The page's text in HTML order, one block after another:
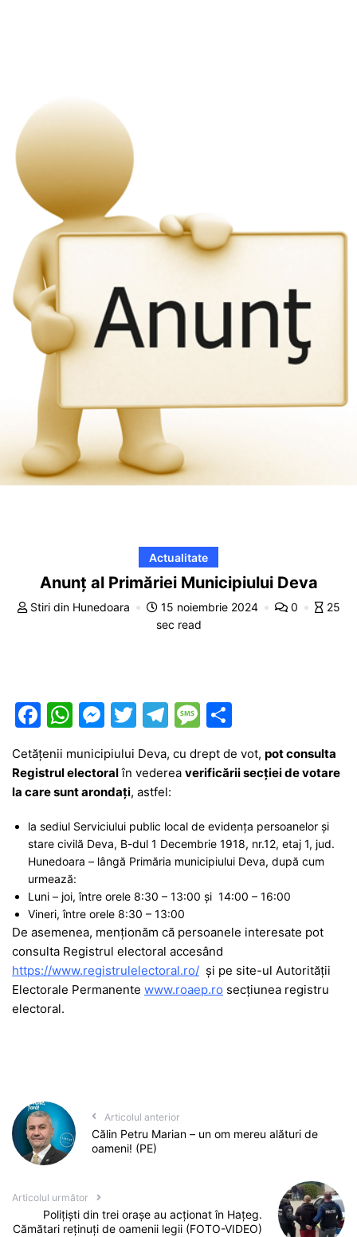
Actualitate
Anunț al Primăriei Municipiului Deva
Stiri din Hunedoara 15 noiembrie 2024 0
25
sec read
F
c
e
b
o
o
k
W
at
s
A
p
p
M
e
s
s
e
n
g
er
T
itt
er
T
e
gr
a
m
M
s
a
g
e
ta
a
z
ă
Cetățenii municipiului Deva, cu drept de vot, pot consulta
Registrul electoralîn vederea verificării secției de votare
la care sunt arondați, astfel:
la sediul Serviciului public local de evidența persoanelor și
stare civilă Deva, B-dul 1 Decembrie 1918, nr.12, etaj 1, jud.
Hunedoara – lângă Primăria municipiului Deva, după cum
urmează:
Luni – joi, între orele 8:30 – 13:00 și 14:00 – 16:00
Vineri, între orele 8:30 – 13:00
De asemenea, menționăm că persoanele interesate pot
consulta Registrul electoral accesând
https://www.registrulelectoral.ro/ și pe site-ul Autorității
Electorale Permanente www.roaep.ro secțiunea registru
electoral.
Articolul anterior
Călin Petru Marian – un om mereu alături de
oameni! (PE)
Articolul următor
Polițiști din trei orașe au acționat în Hațeg.
Cămătari reținuți de oamenii legii (FOTO-VIDEO)